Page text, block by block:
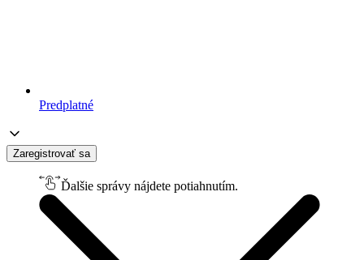
Predplatné
Zaregistrovať sa
Ďalšie správy nájdete potiahnutím.